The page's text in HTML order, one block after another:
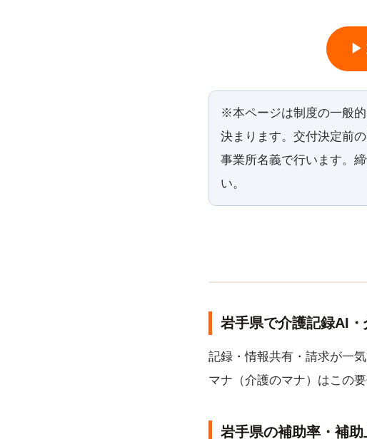
▶
※本ページは制度の一般
決まります。交付決定前
事業所名義で行います。
い。
岩手県で介護記録AI
記録・情報共有・請求が一
マナ（介護のマナ）はこの
岩手県の補助率・補